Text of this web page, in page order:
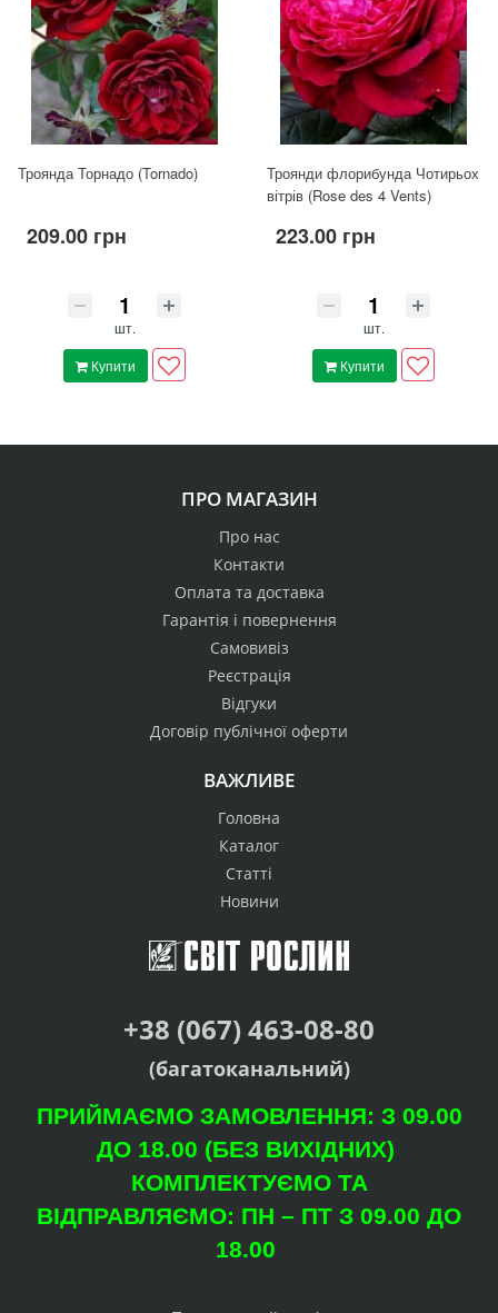
Троянда Торнадо (Tornado)
209.00 грн
шт.
Купити
Троянди флорибунда Чотирьох
вітрів (Rose des 4 Vents)
223.00 грн
шт.
Купити
ПРО МАГАЗИН
Про нас
Контакти
Оплата та доставка
Гарантія і повернення
Самовивіз
Реєстрація
Відгуки
Договір публічної оферти
ВАЖЛИВЕ
Головна
Каталог
Статті
Новини
+38 (067) 463-08-80
(багатоканальний)
ПРИЙМАЄМО ЗАМОВЛЕННЯ: З 09.00
ДО 18.00 (БЕЗ ВИХІДНИХ)
КОМПЛЕКТУЄМО ТА
ВІДПРАВЛЯЄМО: ПН – ПТ З 09.00 ДО
18.00